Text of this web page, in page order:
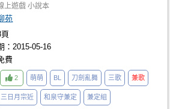
上遊戲 小說本
苑
：2015-05-16
費
2 萌萌 BL 刀劍亂舞 三歌 兼歌
三日月宗近 和泉守兼定 兼定組